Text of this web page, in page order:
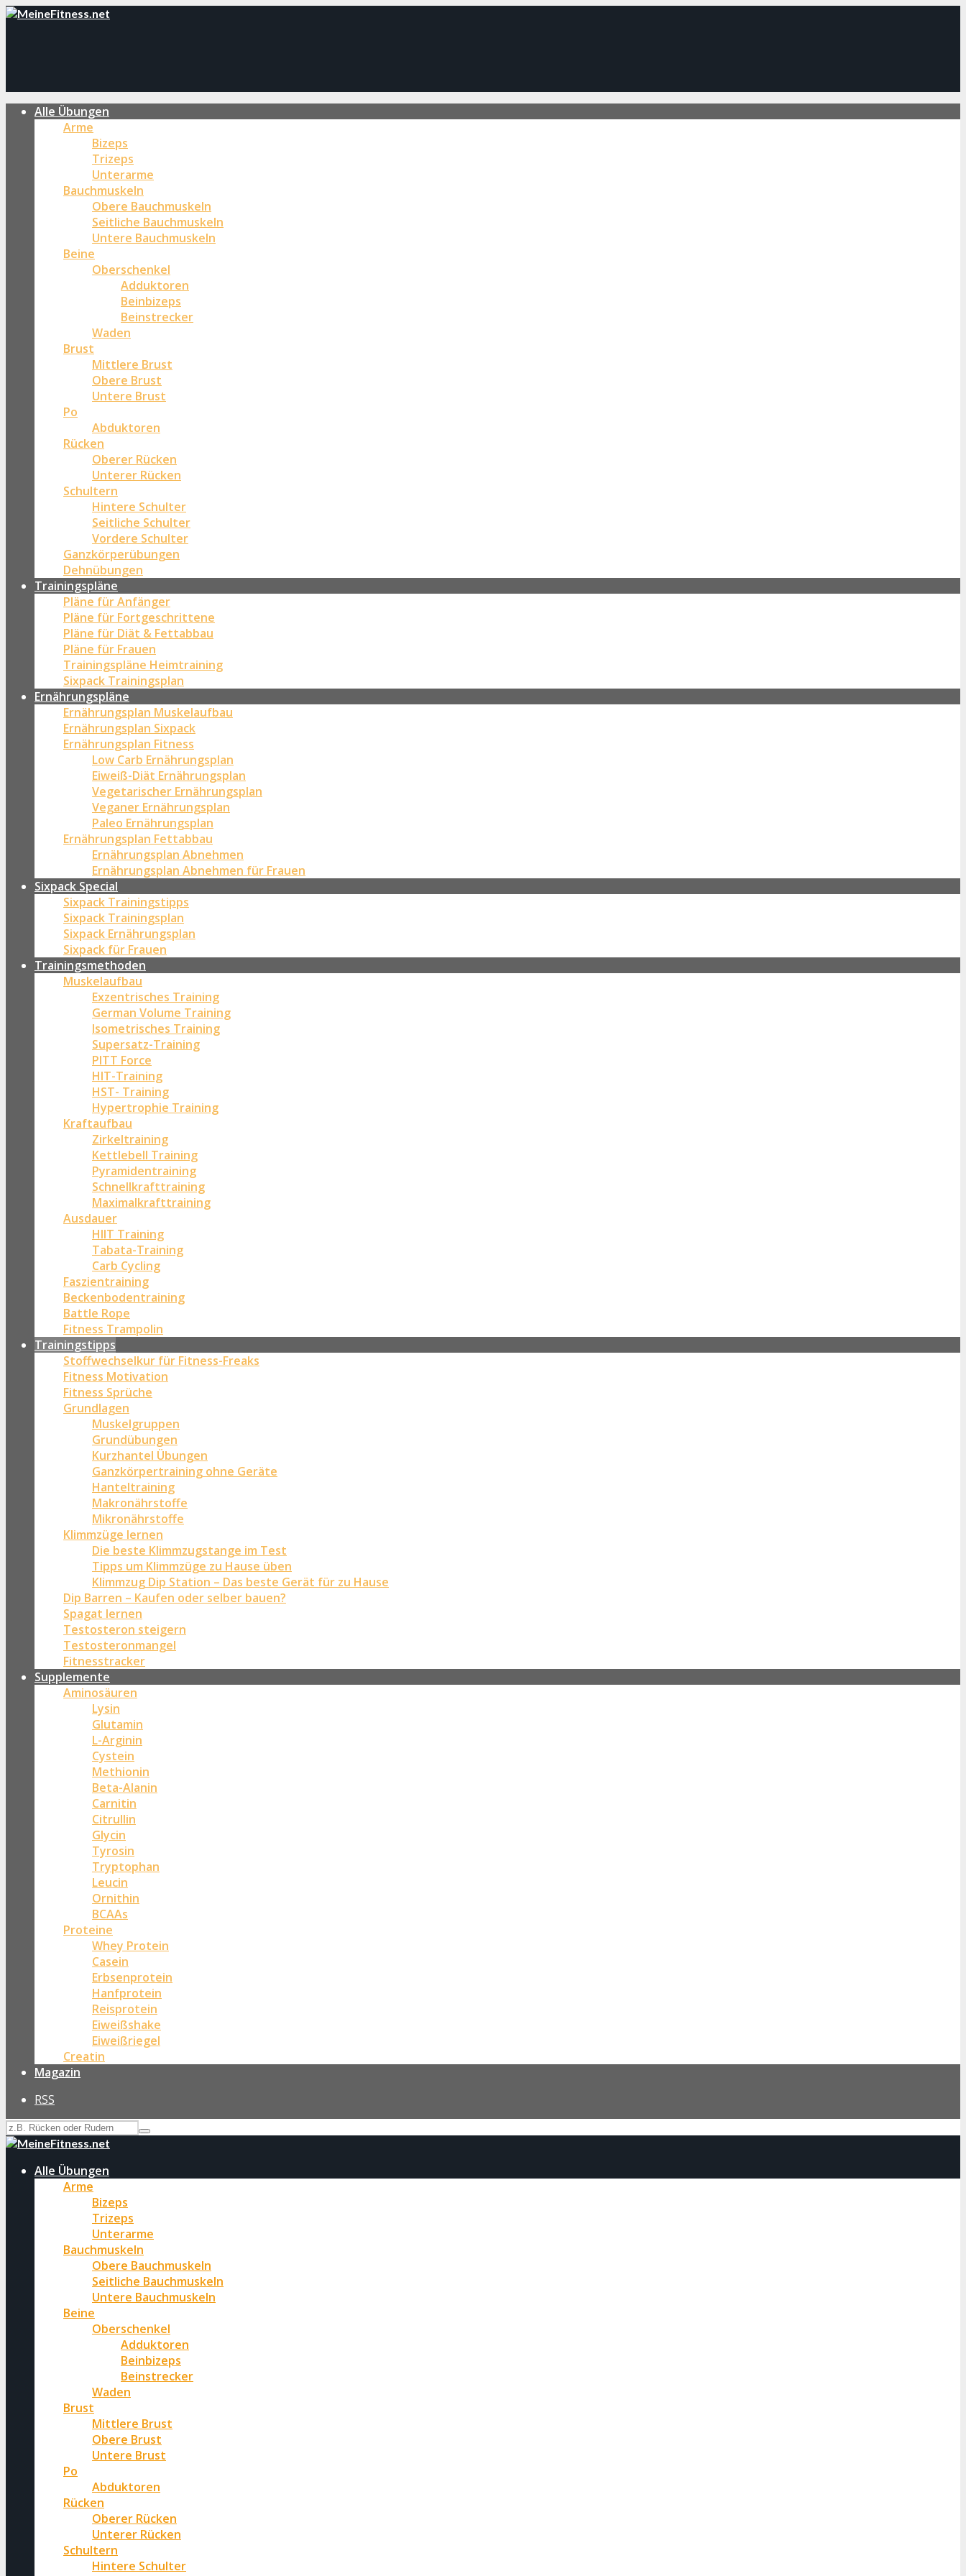
Alle Übungen
Arme
Bizeps
Trizeps
Unterarme
Bauchmuskeln
Obere Bauchmuskeln
Seitliche Bauchmuskeln
Untere Bauchmuskeln
Beine
Oberschenkel
Adduktoren
Beinbizeps
Beinstrecker
Waden
Brust
Mittlere Brust
Obere Brust
Untere Brust
Po
Abduktoren
Rücken
Oberer Rücken
Unterer Rücken
Schultern
Hintere Schulter
Seitliche Schulter
Vordere Schulter
Ganzkörperübungen
Dehnübungen
Trainingspläne
Pläne für Anfänger
Pläne für Fortgeschrittene
Pläne für Diät & Fettabbau
Pläne für Frauen
Trainingspläne Heimtraining
Sixpack Trainingsplan
Ernährungspläne
Ernährungsplan Muskelaufbau
Ernährungsplan Sixpack
Ernährungsplan Fitness
Low Carb Ernährungsplan
Eiweiß-Diät Ernährungsplan
Vegetarischer Ernährungsplan
Veganer Ernährungsplan
Paleo Ernährungsplan
Ernährungsplan Fettabbau
Ernährungsplan Abnehmen
Ernährungsplan Abnehmen für Frauen
Sixpack Special
Sixpack Trainingstipps
Sixpack Trainingsplan
Sixpack Ernährungsplan
Sixpack für Frauen
Trainingsmethoden
Muskelaufbau
Exzentrisches Training
German Volume Training
Isometrisches Training
Supersatz-Training
PITT Force
HIT-Training
HST- Training
Hypertrophie Training
Kraftaufbau
Zirkeltraining
Kettlebell Training
Pyramidentraining
Schnellkrafttraining
Maximalkrafttraining
Ausdauer
HIIT Training
Tabata-Training
Carb Cycling
Faszientraining
Beckenbodentraining
Battle Rope
Fitness Trampolin
Trainingstipps
Stoffwechselkur für Fitness-Freaks
Fitness Motivation
Fitness Sprüche
Grundlagen
Muskelgruppen
Grundübungen
Kurzhantel Übungen
Ganzkörpertraining ohne Geräte
Hanteltraining
Makronährstoffe
Mikronährstoffe
Klimmzüge lernen
Die beste Klimmzugstange im Test
Tipps um Klimmzüge zu Hause üben
Klimmzug Dip Station – Das beste Gerät für zu Hause
Dip Barren – Kaufen oder selber bauen?
Spagat lernen
Testosteron steigern
Testosteronmangel
Fitnesstracker
Supplemente
Aminosäuren
Lysin
Glutamin
L-Arginin
Cystein
Methionin
Beta-Alanin
Carnitin
Citrullin
Glycin
Tyrosin
Tryptophan
Leucin
Ornithin
BCAAs
Proteine
Whey Protein
Casein
Erbsenprotein
Hanfprotein
Reisprotein
Eiweißshake
Eiweißriegel
Creatin
Magazin
RSS
Alle Übungen
Arme
Bizeps
Trizeps
Unterarme
Bauchmuskeln
Obere Bauchmuskeln
Seitliche Bauchmuskeln
Untere Bauchmuskeln
Beine
Oberschenkel
Adduktoren
Beinbizeps
Beinstrecker
Waden
Brust
Mittlere Brust
Obere Brust
Untere Brust
Po
Abduktoren
Rücken
Oberer Rücken
Unterer Rücken
Schultern
Hintere Schulter